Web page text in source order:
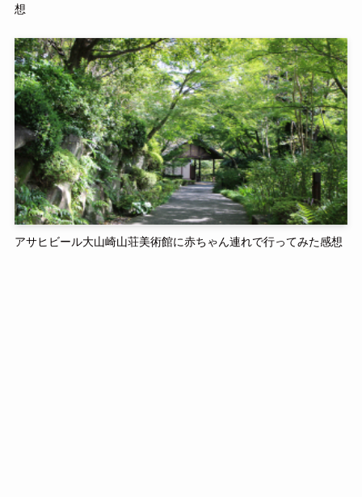
想
アサヒビール大山崎山荘美術館に赤ちゃん連れで行ってみた感想